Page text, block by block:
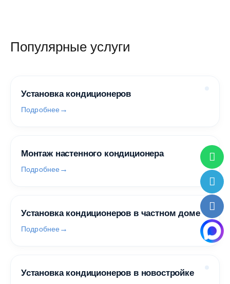
Популярные услуги
Установка кондиционеров
Подробнее
Монтаж настенного кондиционера
Подробнее
Установка кондиционеров в частном доме
Подробнее
Установка кондиционеров в новостройке